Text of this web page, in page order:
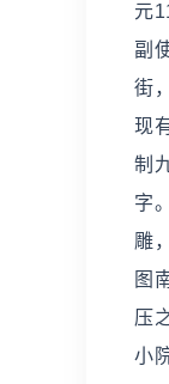
元
副
街
现
制
字
雕
图
压
小